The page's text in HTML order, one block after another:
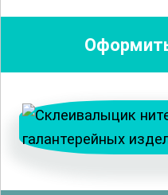
позволит вам
которые
надежность